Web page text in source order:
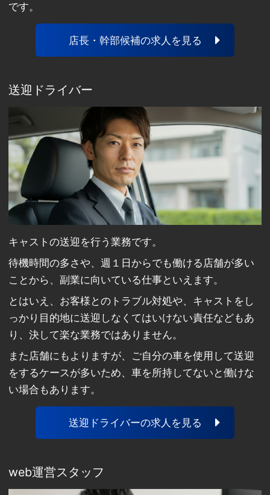
です。
店長・幹部候補の求人を見る
送迎ドライバー
キャストの送迎を行う業務です。
待機時間の多さや、週１日からでも働ける店舗が多い
ことから、副業に向いている仕事といえます。
とはいえ、お客様とのトラブル対処や、キャストをし
っかり目的地に送迎しなくてはいけない責任などもあ
り、決して楽な業務ではありません。
また店舗にもよりますが、ご自分の車を使用して送迎
をするケースが多いため、車を所持してないと働けな
い場合もあります。
送迎ドライバーの求人を見る
web運営スタッフ